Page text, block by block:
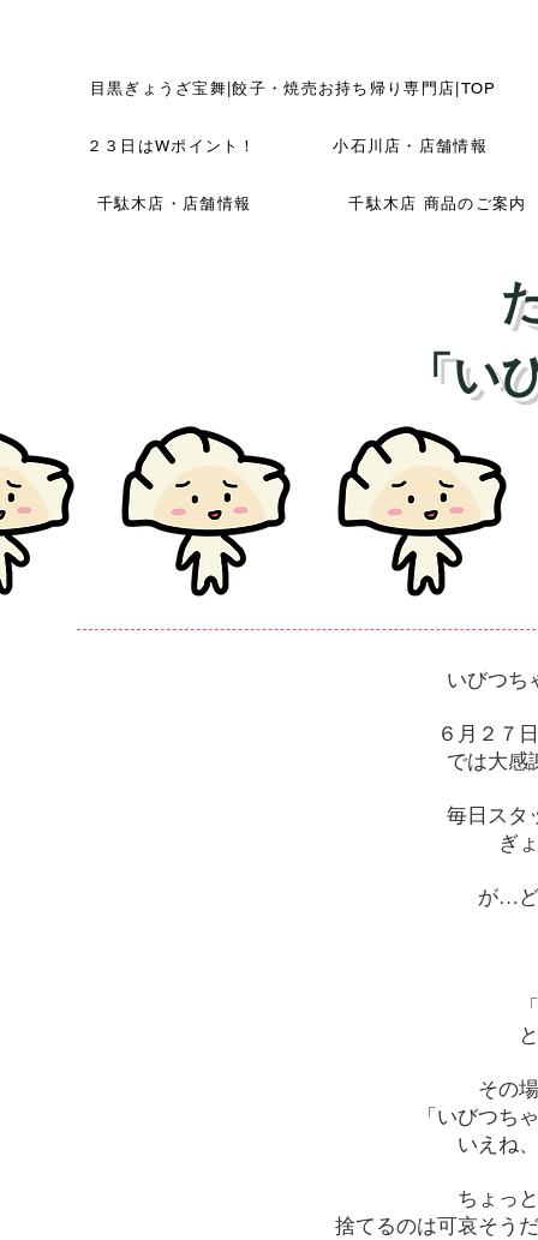
目黒ぎょうざ宝舞|餃子・焼売お持ち帰り専門店|TOP
２３日はWポイント！ 小石川店・店舗情報
千駄木店・店舗情報 千駄木店 商品のご案内
「い
いびつち
６月２７
では大感
毎日スタ
ぎ
が…
その
「いびつち
いえね
ちょっ
捨てるのは可哀そう